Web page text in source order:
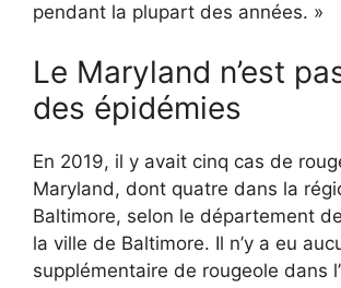
pendant la plupart des années. »
Le Maryland n’est
des épidémies
En 2019, il y avait cinq cas de
Maryland, dont quatre dans la
Baltimore, selon le département
la ville de Baltimore. Il n’y a eu
supplémentaire de rougeole dans